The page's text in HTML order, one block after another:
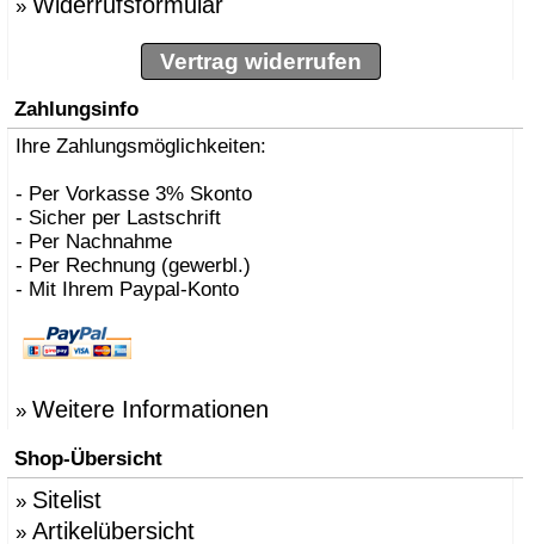
»
Vertrag widerrufen
Zahlungsinfo
Ihre Zahlungsmöglichkeiten:
- Per Vorkasse 3% Skonto
- Sicher per Lastschrift
- Per Nachnahme
- Per Rechnung (gewerbl.)
- Mit Ihrem Paypal-Konto
» Weitere Informationen
Shop-Übersicht
» Sitelist
» Artikelübersicht